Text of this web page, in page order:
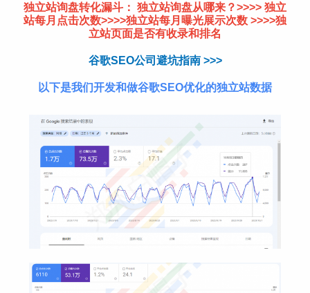
独立站询盘转化漏斗： 独立站询盘从哪来？>>>> 独立
站每月点击次数>>>>独立站每月曝光展示次数 >>>>独
立站页面是否有收录和排名
谷歌SEO公司避坑指南 >>>
以下是我们开发和做谷歌SEO优化的独立站数据